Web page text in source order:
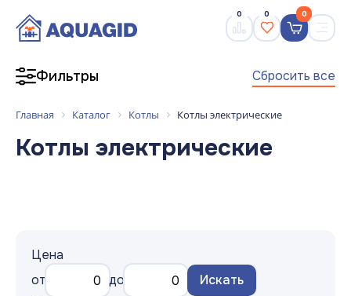
0 0 0
Фильтры Сбросить все
Главная Каталог Котлы Котлы электрические
Котлы электрические
Цена
от
до
Искать